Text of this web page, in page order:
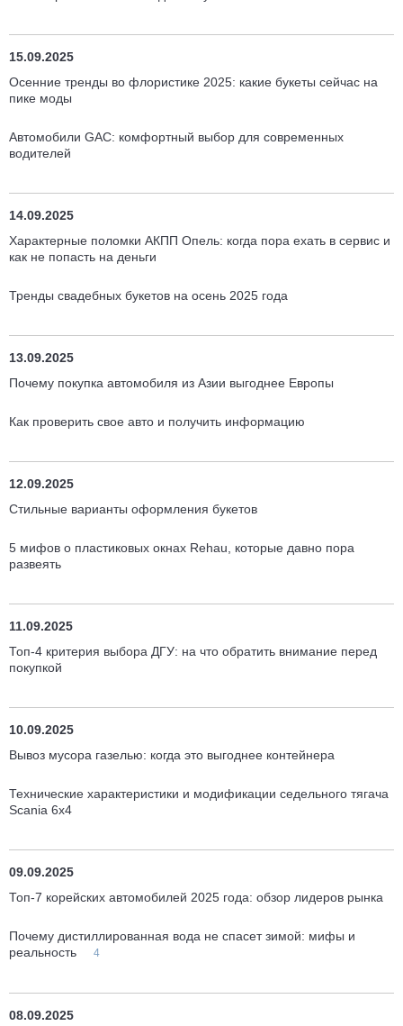
15.09.2025
Осенние тренды во флористике 2025: какие букеты сейчас на
пике моды
Автомобили GAC: комфортный выбор для современных
водителей
14.09.2025
Характерные поломки АКПП Опель: когда пора ехать в сервис и
как не попасть на деньги
Тренды свадебных букетов на осень 2025 года
13.09.2025
Почему покупка автомобиля из Азии выгоднее Европы
Как проверить свое авто и получить информацию
12.09.2025
Стильные варианты оформления букетов
5 мифов о пластиковых окнах Rehau, которые давно пора
развеять
11.09.2025
Топ-4 критерия выбора ДГУ: на что обратить внимание перед
покупкой
10.09.2025
Вывоз мусора газелью: когда это выгоднее контейнера
Технические характеристики и модификации седельного тягача
Scania 6x4
09.09.2025
Топ-7 корейских автомобилей 2025 года: обзор лидеров рынка
Почему дистиллированная вода не спасет зимой: мифы и
реальность
4
08.09.2025